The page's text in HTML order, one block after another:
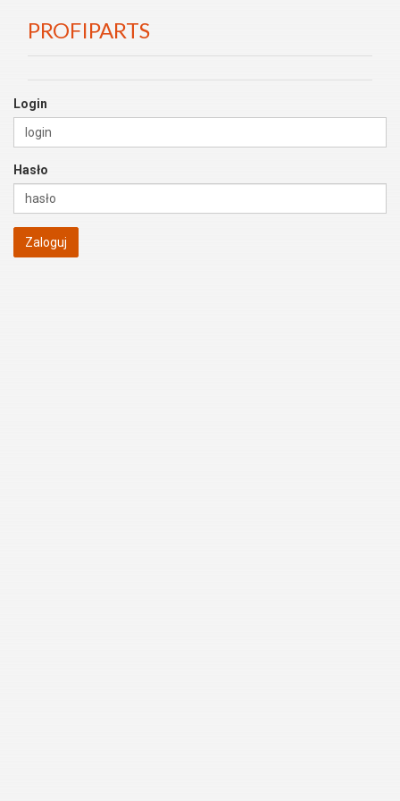
PROFIPARTS
Login
Hasło
Zaloguj